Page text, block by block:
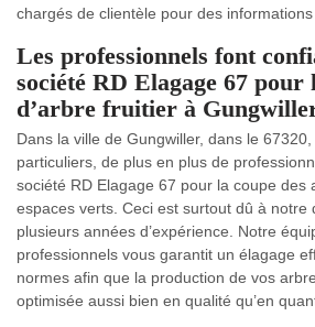
chargés de clientèle pour des informations
Les professionnels font
société RD Elagage 67 pour
d’arbre fruitier à
Dans la ville de Gungwiller, dans le
particuliers, de plus en plus de
société RD Elagage 67 pour la coupe des
espaces verts. Ceci est surtout dû à notre
plusieurs années d’expérience. Notre
professionnels vous garantit un élagage
normes afin que la production de vos
optimisée aussi bien en qualité qu’en